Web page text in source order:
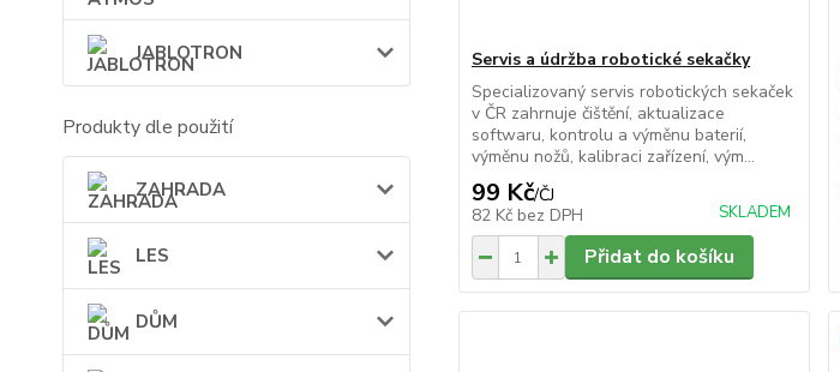
JABLOTRON
Produkty dle použití
ZAHRADA
LES
DŮM
Servis a údržba robotické sekačky
Specializovaný servis robotických sekaček
v ČR zahrnuje čištění, aktualizace
softwaru, kontrolu a výměnu baterií,
výměnu nožů, kalibraci zařízení, vým...
99 Kč/ČJ
82 Kč bez DPH SKLADEM
Přidat do košíku